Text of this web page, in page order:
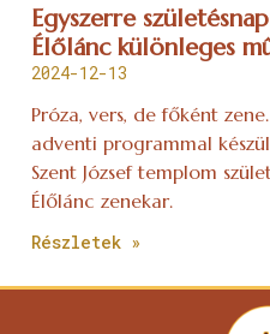
Egyszerre
Élőlánc különleges
2024-12-13
Próza, vers, de főként
adventi programmal
Szent József templom
Élőlánc zenekar.
Részletek »